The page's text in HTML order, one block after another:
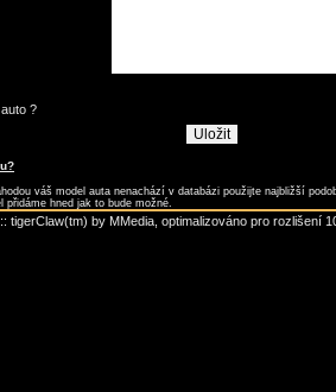
?
váš model auta nenachází v databázi použijte najbližší
přidáme hned jak to bude možné.
tigerClaw(tm) by MMedia, optimalizováno pro rozlišení